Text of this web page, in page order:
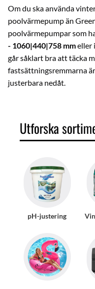
Om du ska använda
poolvärmepump än
poolvärmepumpar som
- 1060|440|758 mmeller
går såklart bra att täcka
fastsättningsremmarna
justerbara nedåt.
Utforska
pH-justering